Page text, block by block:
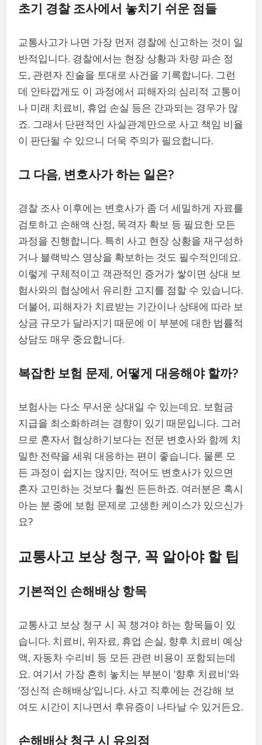
초기 경찰 조사에서 놓치기 쉬운 점들
교통사고가 나면 가장 먼저 경찰에 신고하는 것이 일
반적입니다. 경찰에서는 현장 상황과 차량 파손 정
도, 관련자 진술을 토대로 사건을 기록합니다. 그런
데 안타깝게도 이 과정에서 피해자의 심리적 고통이
나 미래 치료비, 휴업 손실 등은 간과되는 경우가 많
죠. 그래서 단편적인 사실관계만으로 사고 책임 비율
이 판단될 수 있으니 더욱 주의가 필요합니다.
그 다음, 변호사가 하는 일은?
경찰 조사 이후에는 변호사가 좀 더 세밀하게 자료를
검토하고 손해액 산정, 목격자 확보 등 필요한 모든
과정을 진행합니다. 특히 사고 현장 상황을 재구성하
거나 블랙박스 영상을 확보하는 것도 필수적인데요.
이렇게 구체적이고 객관적인 증거가 쌓이면 상대 보
험사와의 협상에서 유리한 고지를 점할 수 있습니다.
더불어, 피해자가 치료받는 기간이나 상태에 따라 보
상금 규모가 달라지기 때문에 이 부분에 대한 법률적
상담도 매우 중요합니다.
복잡한 보험 문제, 어떻게 대응해야 할까?
보험사는 다소 무서운 상대일 수 있는데요. 보험금
지급을 최소화하려는 경향이 있기 때문입니다. 그러
므로 혼자서 협상하기보다는 전문 변호사와 함께 치
밀한 전략을 세워 대응하는 편이 좋습니다. 물론 모
든 과정이 쉽지는 않지만, 적어도 변호사가 있으면
혼자 고민하는 것보다 훨씬 든든하죠. 여러분은 혹시
아는 분 중에 보험 문제로 고생한 케이스가 있으신가
요?
교통사고 보상 청구, 꼭 알아야 할 팁
기본적인 손해배상 항목
교통사고 보상 청구 시 꼭 챙겨야 하는 항목들이 있
습니다. 치료비, 위자료, 휴업 손실, 향후 치료비 예상
액, 자동차 수리비 등 모든 관련 비용이 포함되는데
요. 여기서 가장 흔히 놓치는 부분이 ‘향후 치료비’와
‘정신적 손해배상’입니다. 사고 직후에는 건강해 보
여도 시간이 지나면서 후유증이 나타날 수 있거든요.
손해배상 청구 시 유의점